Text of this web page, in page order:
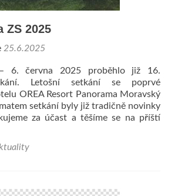
ZS 2025
25.6.2025
6. června 2025 proběhlo již 16.
Letošní setkání se poprvé
OREA Resort Panorama Moravský
setkání byly již tradičně novinky
za účast a těšíme se na příští